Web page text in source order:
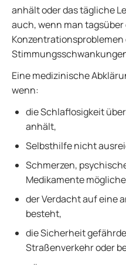
anhält oder das tägliche
auch, wenn man
Konzentrationsproblemen
Eine medizinische
wenn:
die Schlaflosigkeit
anhält,
Selbsthilfe nicht
Schmerzen,
Medikamente
der Verdacht auf eine
besteht,
die Sicherheit
Straßenverkehr oder